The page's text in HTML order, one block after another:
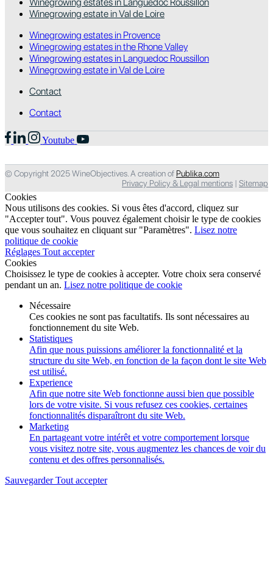
Winegrowing estate in Val de Loire
Winegrowing estates in Provence
Winegrowing estates in the Rhone Valley
Winegrowing estates in Languedoc Roussillon
Winegrowing estate in Val de Loire
Contact
Contact
Youtube
© Copyright 2025 WineObjectives. A creation of Publika.com
Privacy Policy & Legal mentions | Sitemap
Cookies
Nous utilisons des cookies. Si vous êtes d'accord, cliquez sur
"Accepter tout". Vous pouvez également choisir le type de cookies
que vous souhaitez en cliquant sur "Paramètres". Lisez notre
politique de cookie
Réglages Tout accepter
Cookies
Choisissez le type de cookies à accepter. Votre choix sera conservé
pendant un an. Lisez notre politique de cookie
Nécessaire
Ces cookies ne sont pas facultatifs. Ils sont nécessaires au
fonctionnement du site Web.
Statistiques
Afin que nous puissions améliorer la fonctionnalité et la
structure du site Web, en fonction de la façon dont le site Web
est utilisé.
Experience
Afin que notre site Web fonctionne aussi bien que possible
lors de votre visite. Si vous refusez ces cookies, certaines
fonctionnalités disparaîtront du site Web.
Marketing
En partageant votre intérêt et votre comportement lorsque
vous visitez notre site, vous augmentez les chances de voir du
contenu et des offres personnalisés.
SauvegarderTout accepter